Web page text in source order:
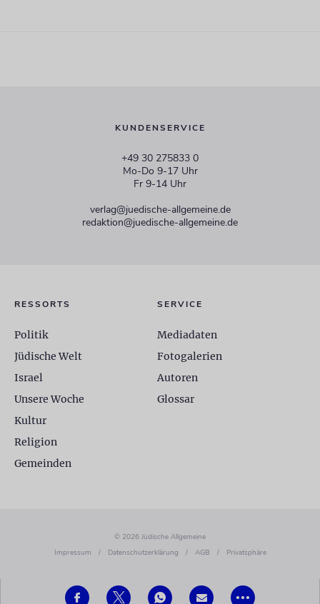
•••
KUNDENSERVICE
+49 30 275833 0
Mo-Do 9-17 Uhr
Fr 9-14 Uhr
verlag@juedische-allgemeine.de
redaktion@juedische-allgemeine.de
RESSORTS
Politik
Jüdische Welt
Israel
Unsere Woche
Kultur
Religion
Gemeinden
SERVICE
Mediadaten
Fotogalerien
Autoren
Glossar
© 2026 Jüdische Allgemeine
Impressum
/ Datenschutzerklärung / AGB / Privatsphäre